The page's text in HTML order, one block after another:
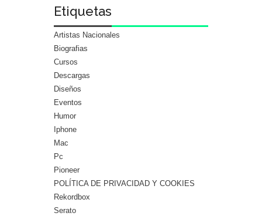
Etiquetas
Artistas Nacionales
Biografias
Cursos
Descargas
Diseños
Eventos
Humor
Iphone
Mac
Pc
Pioneer
POLÍTICA DE PRIVACIDAD Y COOKIES
Rekordbox
Serato